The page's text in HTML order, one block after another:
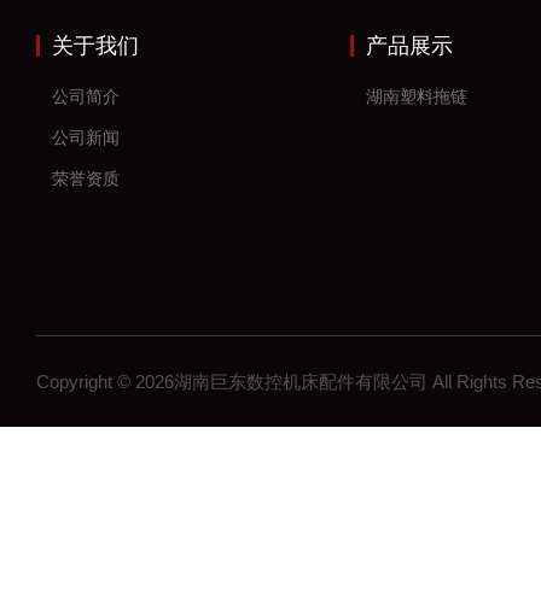
关于我们
公司简介
公司新闻
荣誉资质
产品展示
湖南塑料拖链
Copyright © 2026湖南巨东数控机床配件有限公司 All Rights